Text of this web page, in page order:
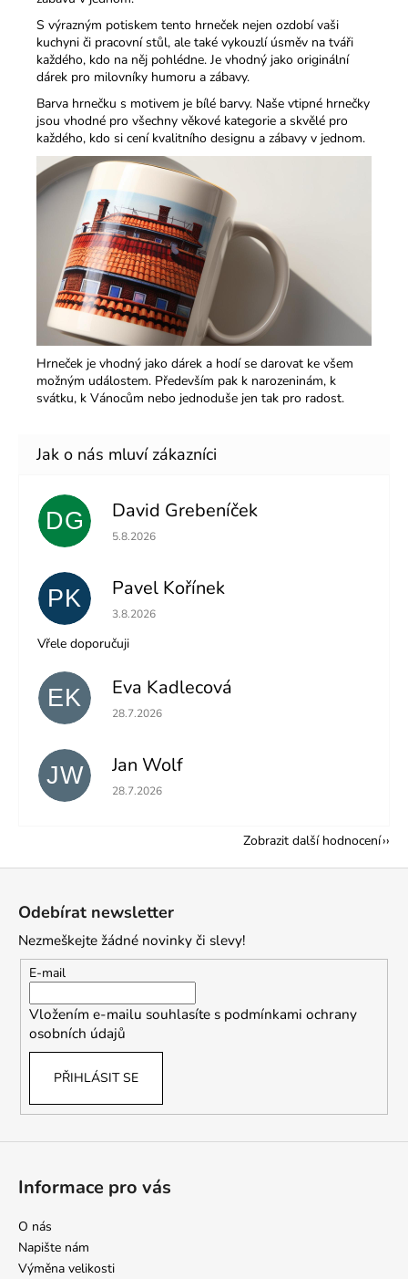
S výrazným potiskem tento hrneček nejen ozdobí vaši
kuchyni či pracovní stůl, ale také vykouzlí úsměv na tváři
každého, kdo na něj pohlédne. Je vhodný jako originální
dárek pro milovníky humoru a zábavy.​
Barva hrnečku s motivem je bílé barvy. Naše vtipné hrnečky
jsou vhodné pro všechny věkové kategorie a skvělé pro
každého, kdo si cení kvalitního designu a zábavy v jednom.​
Hrneček je vhodný jako dárek a hodí se darovat ke všem
možným událostem. Především pak k narozeninám, k
svátku, k Vánocům nebo jednoduše jen tak pro radost.
DG David Grebeníček
Hodnocení obchodu je 5 z 5 hvězdiček.
5.8.2026
PK Pavel Kořínek
Hodnocení obchodu je 5 z 5 hvězdiček.
3.8.2026
Vřele doporučuji
EK Eva Kadlecová
Hodnocení obchodu je 5 z 5 hvězdiček.
28.7.2026
JW Jan Wolf
Hodnocení obchodu je 5 z 5 hvězdiček.
28.7.2026
Zobrazit další hodnocení
Odebírat newsletter
Nezmeškejte žádné novinky či slevy!
E-mail
Vložením e-mailu souhlasíte s podmínkami ochrany
osobních údajů
PŘIHLÁSIT SE
Informace pro vás
O nás
Napište nám
Výměna velikosti